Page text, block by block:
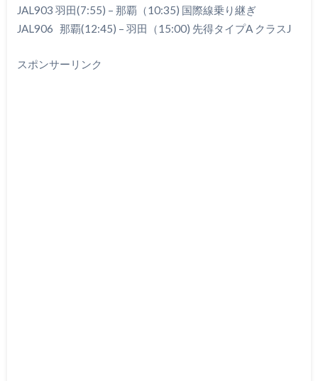
JAL903 羽田(7:55) – 那覇（10:35) 国際線乗り継ぎ
JAL906 那覇(12:45) – 羽田（15:00) 先得タイプA クラスJ
スポンサーリンク